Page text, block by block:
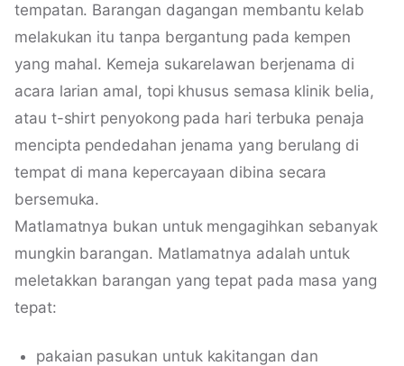
tempatan. Barangan dagangan membantu kelab
melakukan itu tanpa bergantung pada kempen
yang mahal. Kemeja sukarelawan berjenama di
acara larian amal, topi khusus semasa klinik belia,
atau t-shirt penyokong pada hari terbuka penaja
mencipta pendedahan jenama yang berulang di
tempat di mana kepercayaan dibina secara
bersemuka.
Matlamatnya bukan untuk mengagihkan sebanyak
mungkin barangan. Matlamatnya adalah untuk
meletakkan barangan yang tepat pada masa yang
tepat:
pakaian pasukan untuk kakitangan dan